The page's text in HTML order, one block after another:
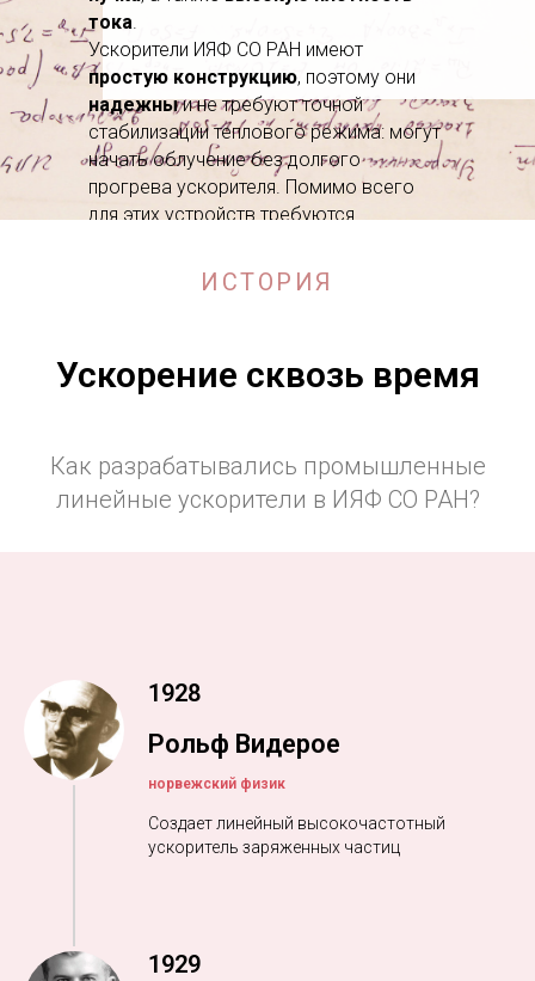
тока.
Ускорители ИЯФ СО РАН имеют
простую конструкцию, поэтому они
надежныи не требуют точной
стабилизации теплового режима: могут
начать облучение без долгого
прогрева ускорителя. Помимо всего
для этих устройств требуются
ИСТОРИЯ
Ускорение сквозь время
Как разрабатывались промышленные
линейные ускорители в ИЯФ СО РАН?
1928
Рольф Видерое
норвежский физик
Создает линейный высокочастотный
ускоритель заряженных частиц
1929